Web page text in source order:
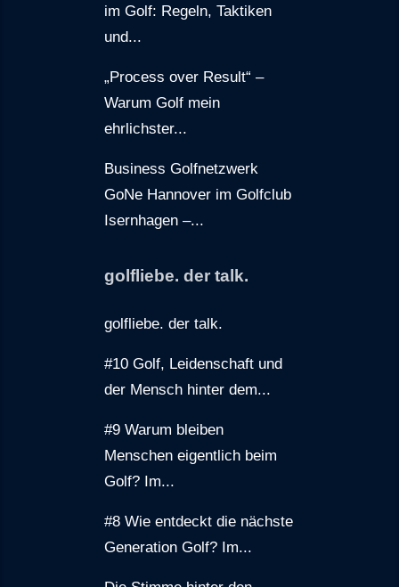
im Golf: Regeln, Taktiken
und...
„Process over Result“ –
Warum Golf mein
ehrlichster...
Business Golfnetzwerk
GoNe Hannover im Golfclub
Isernhagen –...
golfliebe. der talk.
golfliebe. der talk.
#10 Golf, Leidenschaft und
der Mensch hinter dem...
#9 Warum bleiben
Menschen eigentlich beim
Golf? Im...
#8 Wie entdeckt die nächste
Generation Golf? Im...